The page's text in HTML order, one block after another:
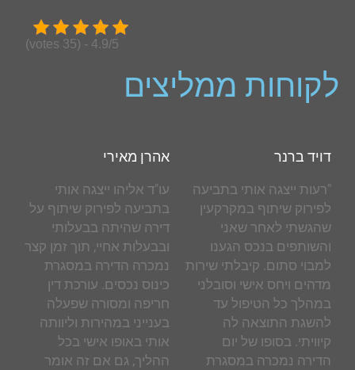
4.9/5 - (35 votes)
לקוחות ממליצים
דויד ברנר
"רעות ייצגה אותי בתביעה
לפירוק שיתוף במקרקעין
שהגשתי לאחר שאני
והשותפים בנכס הגענו
למבוי סתום. קיבלתי שירות
מדהים ויחס אישי וסובלני
במהלך כל הטיפול עד
להשגת התוצאה לה
קיוויתי. בסופו של יום
הדירה נמכרה במסגרת
אהרן מאירי
עו"ד אליהו ייצגה אותי
בתביעה לפירוק שיתוף על
דירה שהיתה בבעלותי
ובבעלות אחיי, תוך זמן קצר
נמכרה הדירה במסגרת
כינוס נכסים. עורכת דין
חריפה ומסורה שפעלה
בענייני במהירות וליוותה
אותי באופו אישי בכל
ההליך, גם אם זה אומר